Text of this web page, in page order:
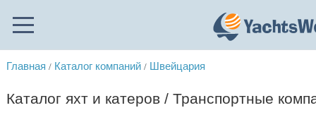
Главная / Каталог компаний / Швейцария
Каталог яхт и катеров / Транспортные